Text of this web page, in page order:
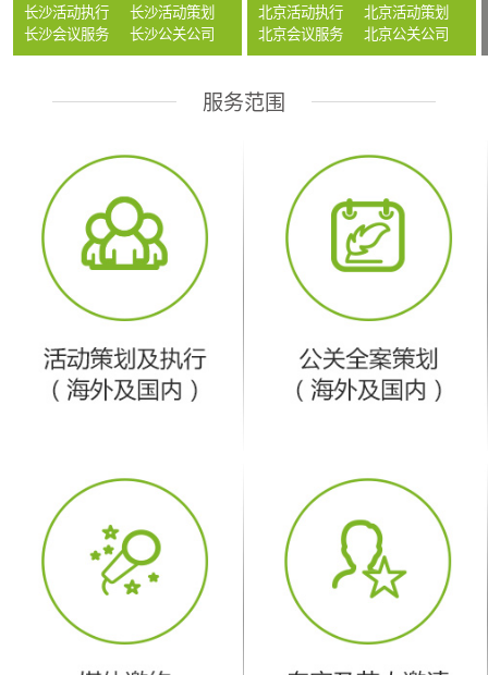
长沙活动执行
长沙活动策划
长沙会议服务
长沙公关公司
北京活动执行
北京活动策划
北京会议服务
北京公关公司
服务范围